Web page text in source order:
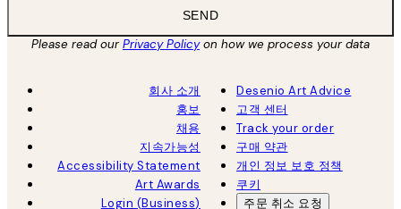
SEND
Please read ourPrivacy Policyon how we process your data
회사 소개
홍보
채용
지속가능성
Accessibility Statement
Art Awards
Login (Business)
Desenio Art Advice
고객 센터
Track your order
구매 약관
개인 정보 보호 정책
쿠키
주문 취소 요청